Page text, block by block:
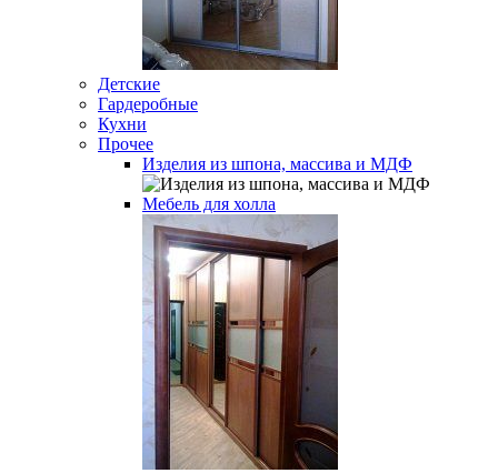
Детские
Гардеробные
Кухни
Прочее
Изделия из шпона, массива и МДФ
Мебель для холла